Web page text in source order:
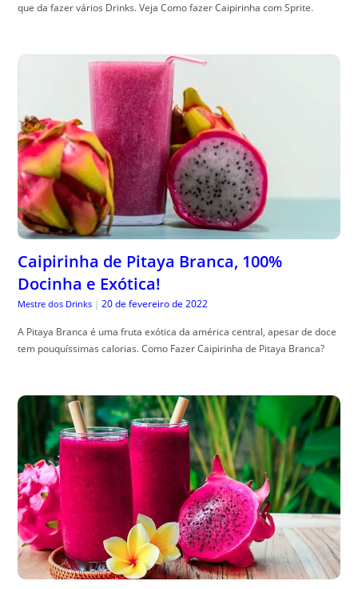
que da fazer vários Drinks. Veja Como fazer Caipirinha com Sprite.
Caipirinha de Pitaya Branca, 100%
Docinha e Exótica!
Mestre dos Drinks | 20 de fevereiro de 2022
A Pitaya Branca é uma fruta exótica da américa central, apesar de doce
tem pouquíssimas calorias. Como Fazer Caipirinha de Pitaya Branca?